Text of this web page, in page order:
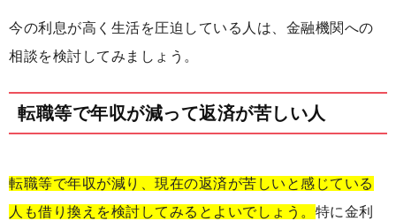
今の利息が高く生活を圧迫している人は、金融機関への
相談を検討してみましょう。
転職等で年収が減って返済が苦しい人
転職等で年収が減り、現在の返済が苦しいと感じている
人も借り換えを検討してみるとよいでしょう。 特に金利